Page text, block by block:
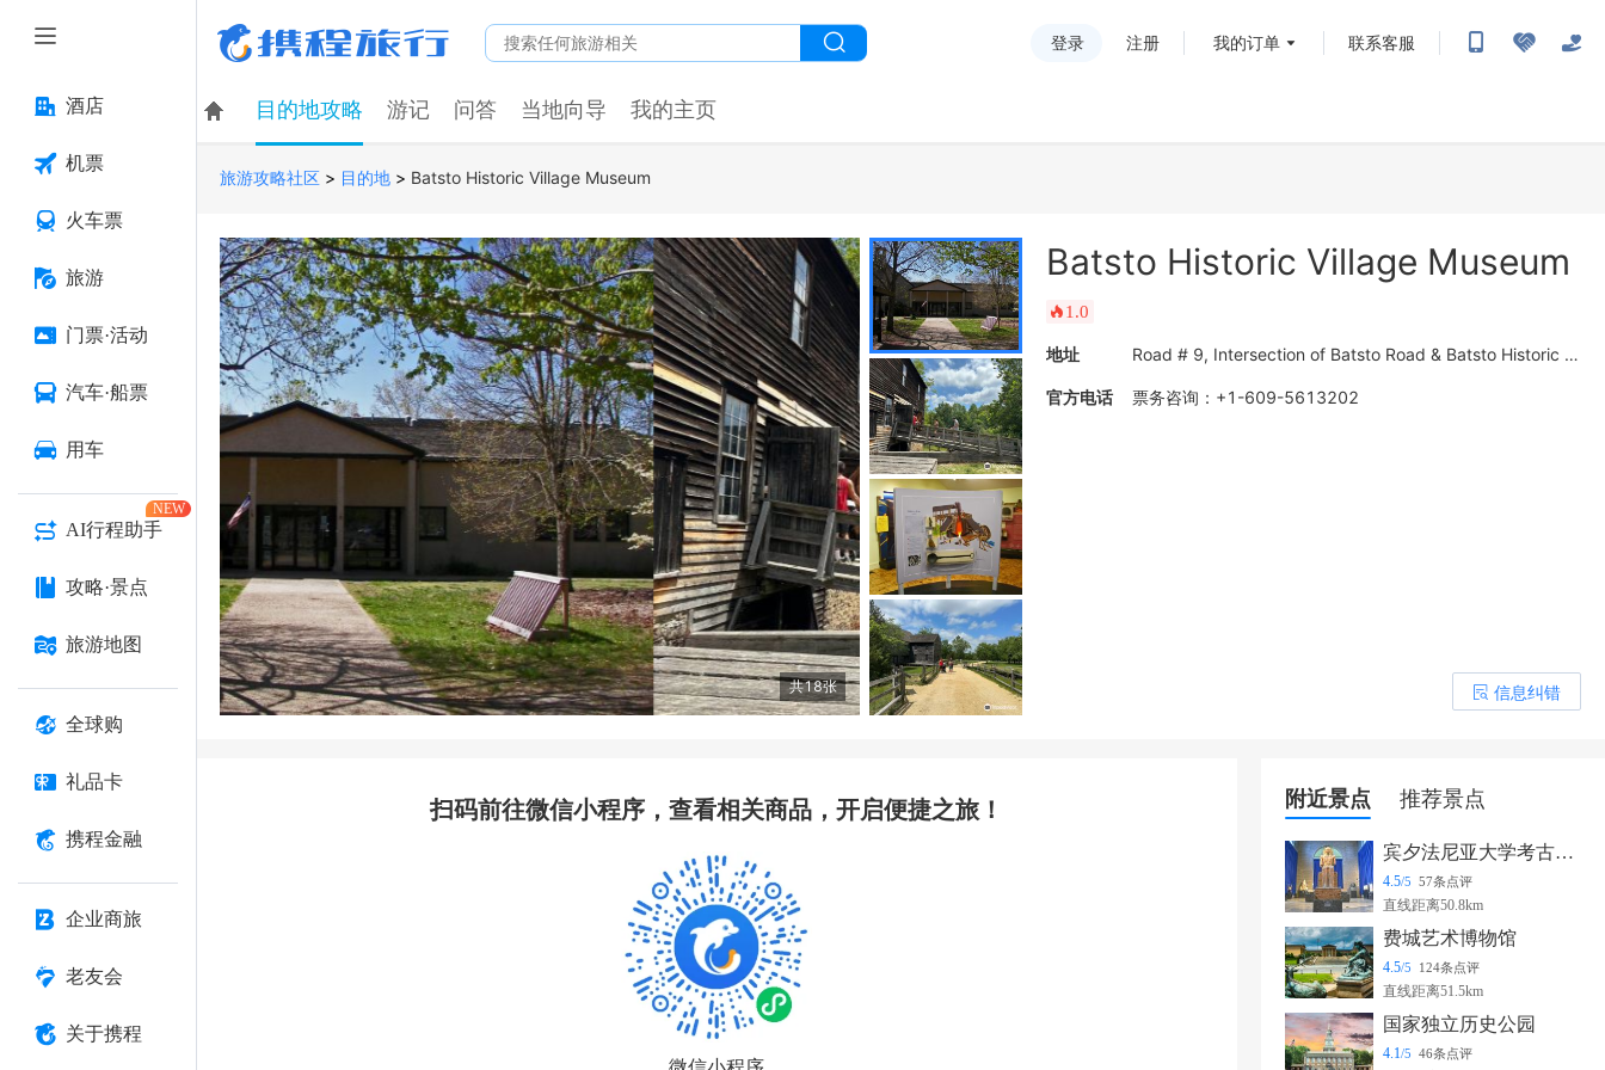
酒店
机票
火车票
旅游
门票·活动
汽车·船票
用车
AI行程助手
NEW
攻略·景点
旅游地图
全球购
礼品卡
携程金融
企业商旅
老友会
关于携程
登录 注册 我的订单 联系客服
目的地攻略 游记 问答 当地向导 我的主页
旅游攻略社区 > 目的地 > Batsto Historic Village Museum
共18张
Batsto Historic Village Museum
󰺂 1.0
地址 Road # 9, Intersection of Batsto Road & Batsto Historic Village Road, Batsto, NJ
官方电话 票务咨询 ： +1-609-5613202
󰎒 信息纠错
扫码前往微信小程序，查看相关商品，开启便捷之旅！ 附近景点 推荐景点
宾夕法尼亚大学考古学及人类学博物馆
4.5/5 57条点评
直线距离50.8km
费城艺术博物馆
4.5/5 124条点评
直线距离51.5km
国家独立历史公园
4.1/5 46条点评